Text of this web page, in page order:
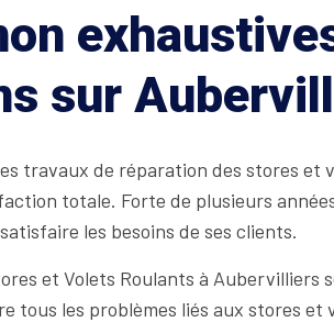
sur
travaux de réparation des stores
totale. Forte de plusieurs
les besoins de ses clients.
et Volets Roulants à
les problèmes liés aux stores et